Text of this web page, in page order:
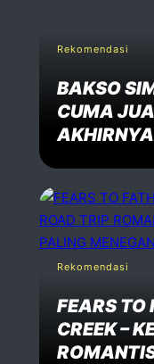
Rekomendasi
BAKSO
CUMA
Rekomendasi
FEARS TO
CREEK –